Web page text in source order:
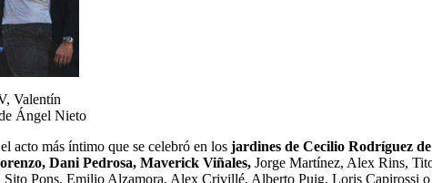
Valentín
Ángel Nieto
acto más íntimo que se celebró en los jardines de Cecilio Rodríguez
Dani Pedrosa, Maverick Viñales, Jorge Martínez, Alex Rins,
Pons, Emilio Alzamora, Alex Crivillé, Alberto Puig, Loris Capirossi